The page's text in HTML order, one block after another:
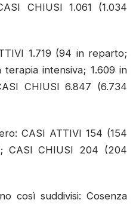
CHIUSI 1.061 (1.034
1.719 (94 in reparto;
terapia intensiva; 1.609 in
CHIUSI 6.847 (6.734
CASI ATTIVI 154 (154
CASI CHIUSI 204 (204
così suddivisi: Cosenza